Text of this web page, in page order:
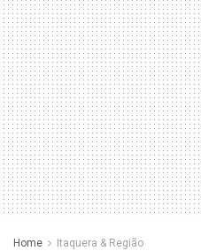
Home Itaquera & Região